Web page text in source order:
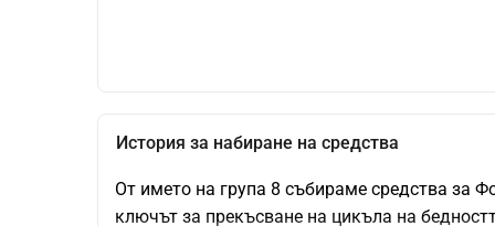
История за набиране на средства
От името на група 8 събираме средства за
ключът за прекъсване на цикъла на